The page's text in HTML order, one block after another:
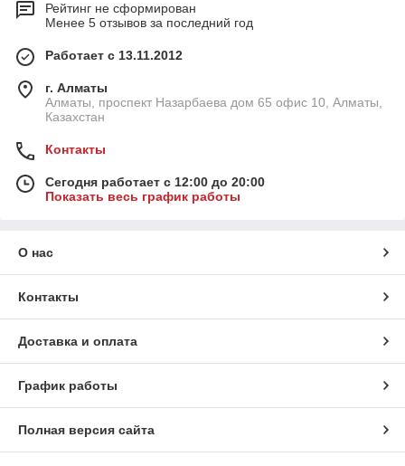
Рейтинг не сформирован
Менее 5 отзывов за последний год
Работает с 13.11.2012
г. Алматы
Алматы, проспект Назарбаева дом 65 офис 10, Алматы,
Казахстан
Контакты
Сегодня работает с 12:00 до 20:00
Показать весь график работы
О нас
Контакты
Доставка и оплата
График работы
Полная версия сайта